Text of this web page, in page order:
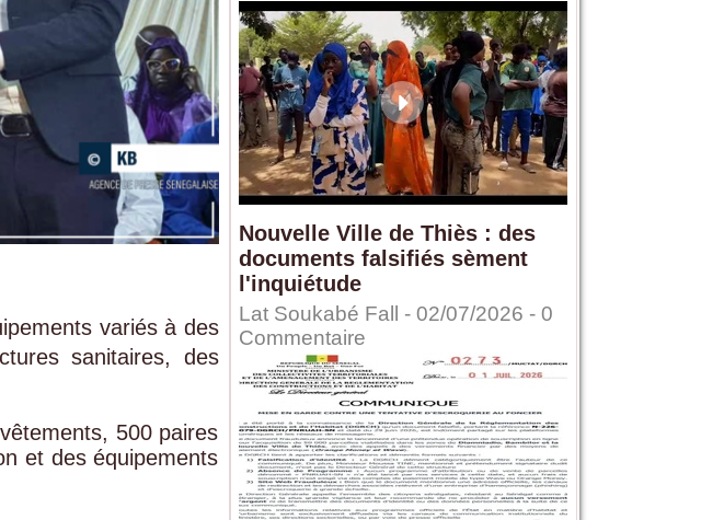
variés à des
sanitaires, des
500 paires
et des équipements
Nouvelle Ville de Thiès : des
documents falsifiés sèment
l'inquiétude
Lat Soukabé Fall - 02/07/2026 - 0
Commentaire